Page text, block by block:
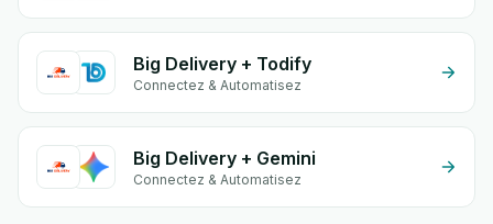
Big Delivery + Todify
Connectez & Automatisez
Big Delivery + Gemini
Connectez & Automatisez